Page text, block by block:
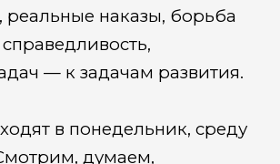
реальные наказы, борьба
— к задачам развития.
в понедельник, среду
думаем,